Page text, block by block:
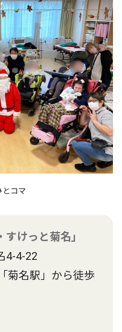
とコマ
けっと菊名」
4-4-22
菊名駅」から徒歩